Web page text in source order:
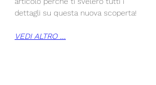
dettagli su questa nuova scoperta!
VEDI ALTRO ...